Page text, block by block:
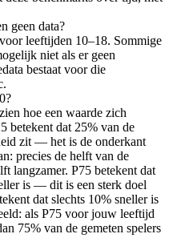
geen data?
leeftijden 10–18. Sommige
niet als er geen
bestaat voor die
hoe een waarde zich
betekent dat 25% van de
zit — het is de onderkant
precies de helft van de
langzamer. P75 betekent dat
is — dit is een sterk doel
dat slechts 10% sneller is
als P75 voor jouw leeftijd
75% van de gemeten spelers